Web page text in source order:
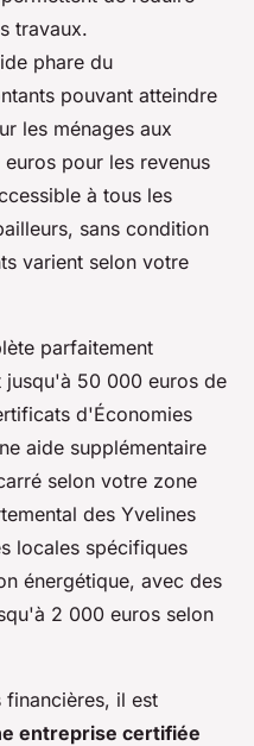
travaux.
phare du
pouvant atteindre
les ménages aux
pour les revenus
à tous les
sans condition
varient selon votre
parfaitement
jusqu'à 50 000 euros de
d'Économies
aide supplémentaire
selon votre zone
des Yvelines
locales spécifiques
énergétique, avec des
2 000 euros selon
financières, il est
entreprise certifiée